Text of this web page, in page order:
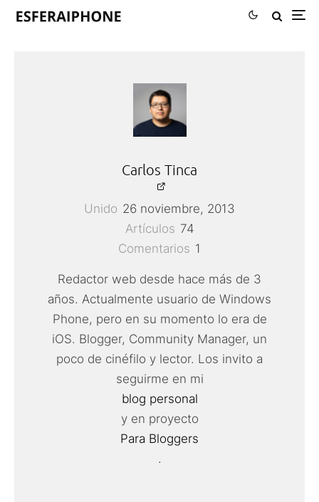
Carlos Tinca
Unido 26 noviembre, 2013
Artículos 74
Comentarios 1
Redactor web desde hace más de 3
años. Actualmente usuario de Windows
Phone, pero en su momento lo era de
iOS. Blogger, Community Manager, un
poco de cinéfilo y lector. Los invito a
seguirme en mi
blog personal
y en proyecto
Para Bloggers
.